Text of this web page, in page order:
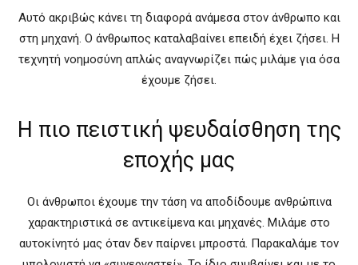
Αυτό ακριβώς κάνει τη διαφορά ανάμεσα στον άνθρωπο και
στη μηχανή. Ο άνθρωπος καταλαβαίνει επειδή έχει ζήσει. Η
τεχνητή νοημοσύνη απλώς αναγνωρίζει πώς μιλάμε για όσα
έχουμε ζήσει.
Η πιο πειστική ψευδαίσθηση της
εποχής μας
Οι άνθρωποι έχουμε την τάση να αποδίδουμε ανθρώπινα
χαρακτηριστικά σε αντικείμενα και μηχανές. Μιλάμε στο
αυτοκίνητό μας όταν δεν παίρνει μπροστά. Παρακαλάμε τον